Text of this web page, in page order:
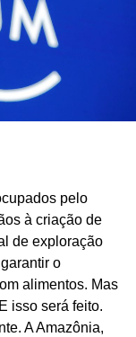
pelo
à criação de
de exploração
o
alimentos. Mas
isso será feito.
A Amazônia,